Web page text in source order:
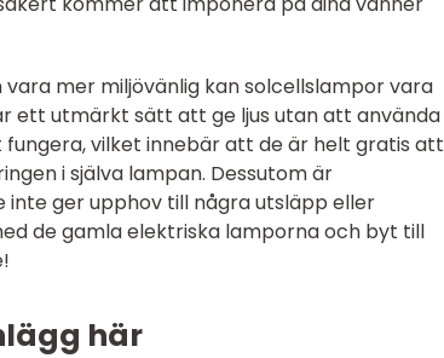
mer miljövänlig kan solcellslampor vara
ett utmärkt sätt att ge ljus utan att använda
vilket innebär att de är helt gratis att
i själva lampan. Dessutom är
ger upphov till några utsläpp eller
de gamla elektriska lamporna och byt till
här